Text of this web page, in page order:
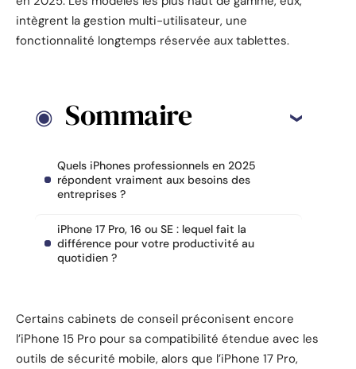
intègrent la gestion multi-utilisateur, une
fonctionnalité longtemps réservée aux tablettes.
Sommaire
Quels iPhones professionnels en 2025
répondent vraiment aux besoins des
entreprises ?
iPhone 17 Pro, 16 ou SE : lequel fait la
différence pour votre productivité au
quotidien ?
Certains cabinets de conseil préconisent encore
l’iPhone 15 Pro pour sa compatibilité étendue avec les
outils de sécurité mobile, alors que l’iPhone 17 Pro,